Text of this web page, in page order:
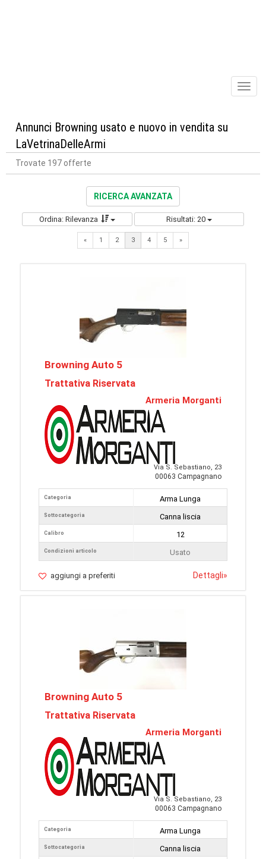
Annunci Browning usato e nuovo in vendita su
LaVetrinaDelleArmi
Trovate 197 offerte
RICERCA AVANZATA
Ordina: Rilevanza Risultati: 20
«Previous
1 2 3 4 5 »Next
Browning Auto 5
Trattativa Riservata
Armeria Morganti
Via S. Sebastiano, 23
00063 Campagnano
Categoria
Sottocategoria
Calibro
Condizioni articolo
Arma Lunga
Canna liscia
12
Usato
aggiungi a preferiti Dettagli»
Browning Auto 5
Trattativa Riservata
Armeria Morganti
Via S. Sebastiano, 23
00063 Campagnano
Categoria
Sottocategoria
Arma Lunga
Canna liscia